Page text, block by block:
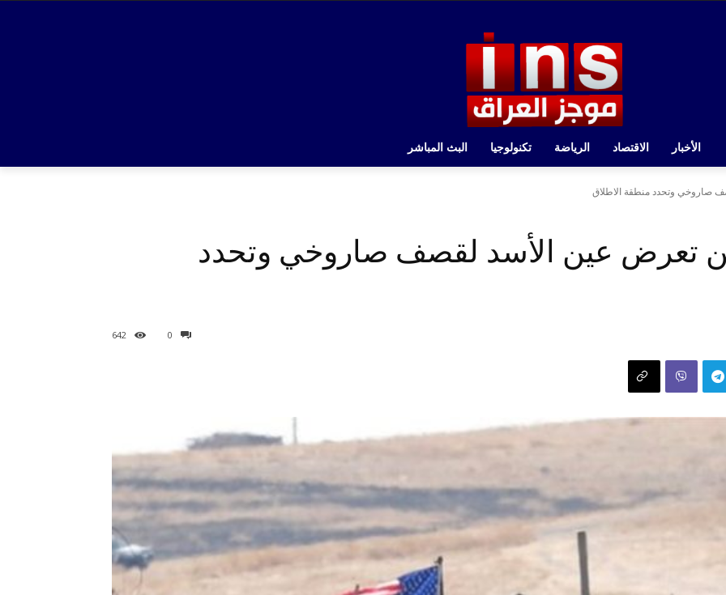
الأخبار الاقتصاد الرياضة تكنولوجيا البث المباشر
صاروخي وتحدد منطقة الاطلاق
تعرض عين الأسد لقصف صاروخي وتحدد
0
642